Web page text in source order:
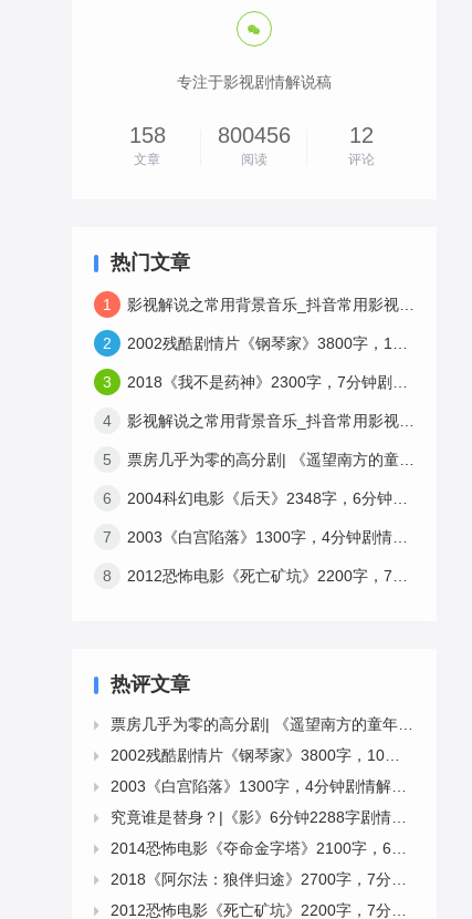

专注于影视剧情解说稿
158
文章
800456
阅读
12
评论
热门文章
1 影视解说之常用背景音乐_抖音常用影视解说bgm免费下载-3
2 2002残酷剧情片《钢琴家》3800字，10分钟剧情解说稿
3 2018《我不是药神》2300字，7分钟剧情解说稿
4 影视解说之常用背景音乐_抖音常用影视解说bgm免费下载-1
5 票房几乎为零的高分剧| 《遥望南方的童年》12分钟3659字解说稿
6 2004科幻电影《后天》2348字，6分钟剧情解说稿
7 2003《白宫陷落》1300字，4分钟剧情解说稿
8 2012恐怖电影《死亡矿坑》2200字，7分钟剧情解说稿
热评文章

票房几乎为零的高分剧| 《遥望南方的童年》12分钟3659字解说稿

2002残酷剧情片《钢琴家》3800字，10分钟剧情解说稿

2003《白宫陷落》1300字，4分钟剧情解说稿

究竟谁是替身？|《影》6分钟2288字剧情文案下载

2014恐怖电影《夺命金字塔》2100字，6分钟剧情解说稿

2018《阿尔法：狼伴归途》2700字，7分钟剧情解说稿

2012恐怖电影《死亡矿坑》2200字，7分钟剧情解说稿